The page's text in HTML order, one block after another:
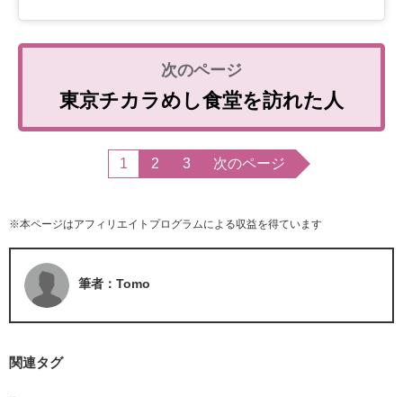
東京チカラめし食堂を訪れた人
1 2 3 次のページ
※本ページはアフィリエイトプログラムによる収益を得ています
筆者：Tomo
関連タグ